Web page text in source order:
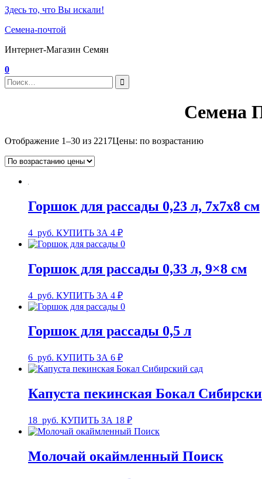
Здесь то, что Вы искали!
Семена-почтой
Интернет-Магазин Семян
0
Семена
Отображение 1–30 из 2217Цены: по возрастанию
Горшок для рассады 0,23 л, 7x7x8 см
4 руб. КУПИТЬ ЗА 4 ₽
Горшок для рассады 0,33 л, 9×8 см
4 руб. КУПИТЬ ЗА 4 ₽
Горшок для рассады 0,5 л
6 руб. КУПИТЬ ЗА 6 ₽
Капуста пекинская Бокал
18 руб. КУПИТЬ ЗА 18 ₽
Молочай окаймленный Поиск